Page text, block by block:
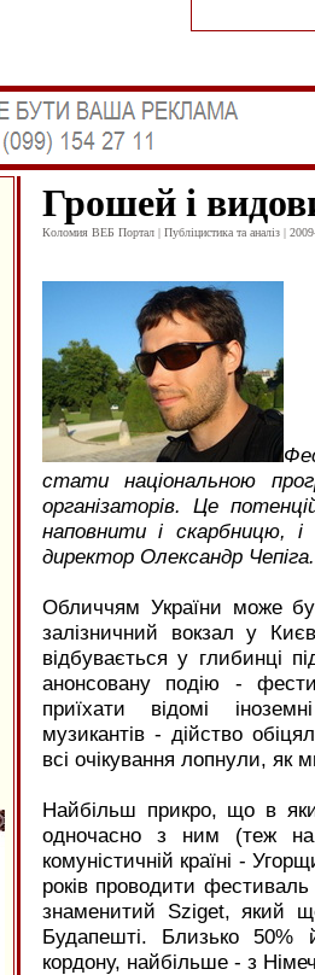
Грошей і
Коломия ВЕБ Портал | Публіцистика та аналіз |
стати національною
організаторів. Це
наповнити і скарбницю,
директор Олександр Чепіга.
Обличчям України може
залізничний вокзал у
відбувається у глибинці
анонсовану подію -
приїхати відомі
музикантів - дійство
всі очікування лопнули, як
Найбільш прикро, що в
одночасно з ним (теж
комуністичній країні -
років проводити
знаменитий Sziget, який
Будапешті. Близько 50%
кордону, найбільше - з